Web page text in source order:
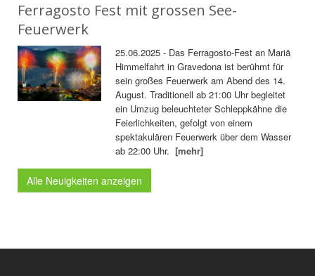
Ferragosto Fest mit grossen See-
Feuerwerk
25.06.2025 - Das Ferragosto-Fest an Mariä
Himmelfahrt in Gravedona ist berühmt für
sein großes Feuerwerk am Abend des 14.
August. Traditionell ab 21:00 Uhr begleitet
ein Umzug beleuchteter Schleppkähne die
Feierlichkeiten, gefolgt von einem
spektakulären Feuerwerk über dem Wasser
ab 22:00 Uhr.[mehr]
Alle Neuigkeiten anzeigen